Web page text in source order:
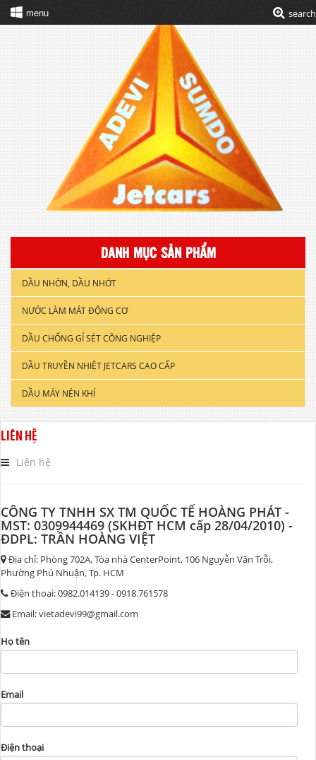
menu search
DANH MỤC SẢN PHẨM
DẦU NHỜN, DẦU NHỚT
DẦU NHỚT XE GẮN MÁY
DẦU ĐỘNG CƠ XE TẢI & TÀU THUYỀN
DẦU NHỚT CÔNG NGHIỆP
DẦU CẮT GỌT KIM LOẠI
DẦU NHỚT THỦY LỰC CAO CẤP
DẦU NHỚT HỘP SỐ
NƯỚC LÀM MÁT ĐỘNG CƠ
DẦU CHỐNG GỈ SÉT CÔNG NGHIỆP
DẦU TRUYỀN NHIỆT JETCARS CAO CẤP
DẦU MÁY NÉN KHÍ
LIÊN HỆ
Liên hệ
CÔNG TY TNHH SX TM QUỐC TẾ HOÀNG PHÁT -
MST: 0309944469 (SKHĐT HCM cấp 28/04/2010) -
ĐDPL: TRẦN HOÀNG VIỆT
Địa chỉ: Phòng 702A, Tòa nhà CenterPoint, 106 Nguyễn Văn Trỗi,
Phường Phú Nhuận, Tp. HCM
Điện thoại: 0982.014139 - 0918.761578
Email: vietadevi99@gmail.com
Họ tên
Email
Điện thoại